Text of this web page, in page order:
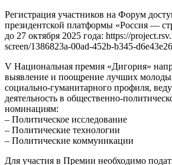
Регистрация участников на Форум
президентской платформы «Россия —
до 27 октября 2025 года: https://
screen/1386823a-00ad-452b-b345-
V Национальная премия «Дигория»
выявление и поощрение лучших
социально-гуманитарного профиля,
деятельность в общественно-
номинациям:
– Политическое исследование
– Политические технологии
– Политические коммуникации
Для участия в Премии необходимо